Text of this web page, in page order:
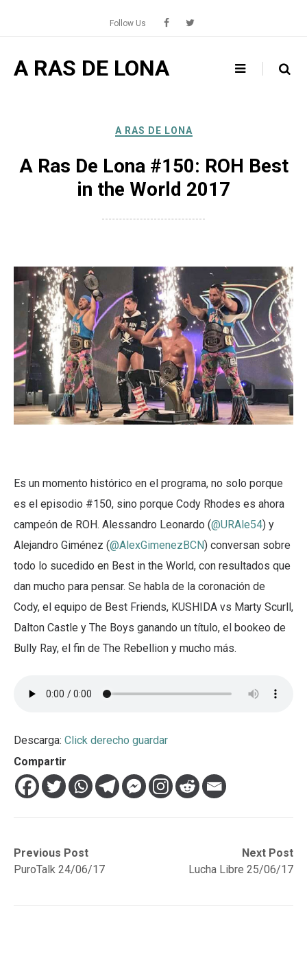
content
Follow Us
A RAS DE LONA
A RAS DE LONA
A Ras De Lona #150: ROH Best
in the World 2017
Es un momento histórico en el programa, no solo porque
es el episodio #150, sino porque Cody Rhodes es ahora
campeón de ROH. Alessandro Leonardo (@URAle54) y
Alejandro Giménez (@AlexGimenezBCN) conversan sobre
todo lo sucedido en Best in the World, con resultados que
dan mucho para pensar. Se habla de la coronación de
Cody, el equipo de Best Friends, KUSHIDA vs Marty Scurll,
Dalton Castle y The Boys ganando un título, el bookeo de
Bully Ray, el fin de The Rebellion y mucho más.
Descarga: Click derecho guardar
Compartir
Navegación
de
Previous Post
Previous
post:PuroTalk 24/06/17
Next Post
Next
post:
Lucha Libre 25/06/17